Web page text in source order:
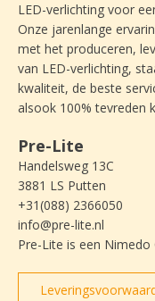
LED-verlichting voor
Onze jarenlange
met het produceren,
van LED-verlichting,
kwaliteit, de beste
alsook 100% tevreden
Pre-Lite
Handelsweg 13C
3881 LS Putten
+31(088) 2366050
info@pre-lite.nl
Pre-Lite is een Nimedo